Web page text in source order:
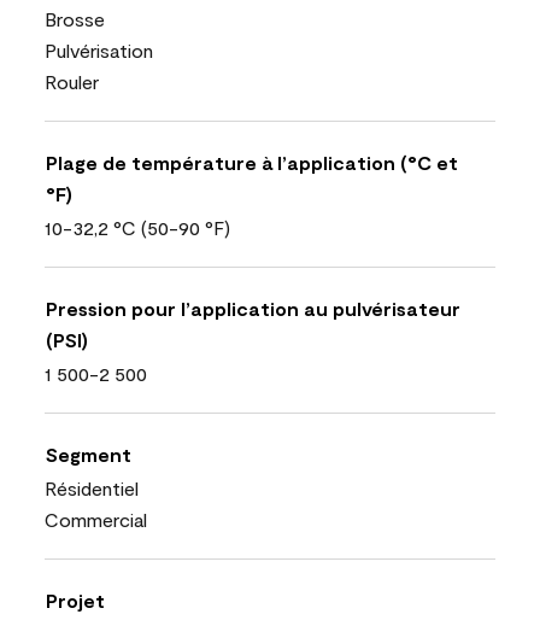
Brosse
Pulvérisation
Rouler
Plage de température à l’application (°C et
°F)
10-32,2 °C (50-90 °F)
Pression pour l’application au pulvérisateur
(PSI)
1 500-2 500
Segment
Résidentiel
Commercial
Projet